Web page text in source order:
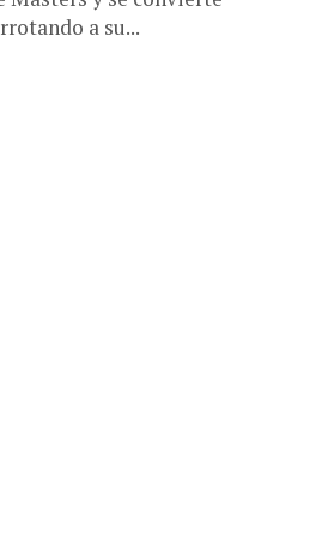
a su...